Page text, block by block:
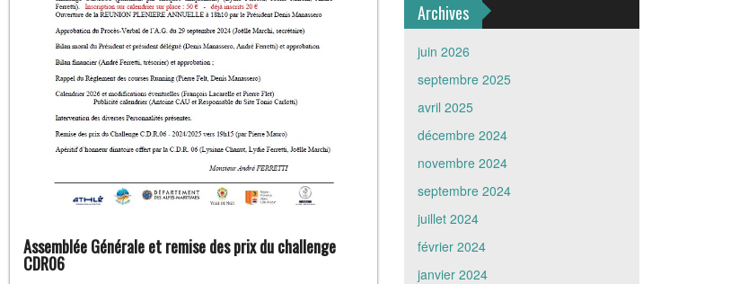
Assemblée Générale et remise des prix du challenge
CDR06
Archives
juin 2026
septembre 2025
avril 2025
décembre 2024
novembre 2024
septembre 2024
juillet 2024
février 2024
janvier 2024